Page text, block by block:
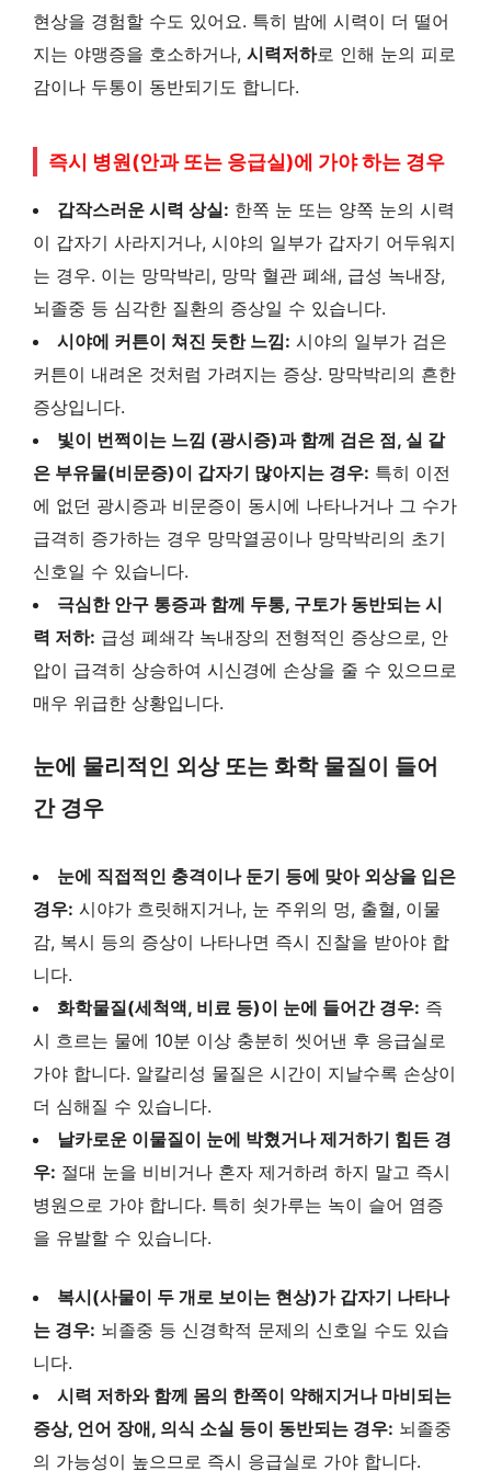
현상을 경험할 수도 있어요. 특히 밤에 시력이 더 떨어
지는 야맹증을 호소하거나, 시력저하로 인해 눈의 피로
감이나 두통이 동반되기도 합니다.
즉시 병원(안과 또는 응급실)에 가야 하는 경우
갑작스러운 시력 상실: 한쪽 눈 또는 양쪽 눈의 시력
이 갑자기 사라지거나, 시야의 일부가 갑자기 어두워지
는 경우. 이는 망막박리, 망막 혈관 폐쇄, 급성 녹내장,
뇌졸중 등 심각한 질환의 증상일 수 있습니다.
시야에 커튼이 쳐진 듯한 느낌: 시야의 일부가 검은
커튼이 내려온 것처럼 가려지는 증상. 망막박리의 흔한
증상입니다.
빛이 번쩍이는 느낌 (광시증)과 함께 검은 점, 실 같
은 부유물(비문증)이 갑자기 많아지는 경우: 특히 이전
에 없던 광시증과 비문증이 동시에 나타나거나 그 수가
급격히 증가하는 경우 망막열공이나 망막박리의 초기
신호일 수 있습니다.
극심한 안구 통증과 함께 두통, 구토가 동반되는 시
력 저하: 급성 폐쇄각 녹내장의 전형적인 증상으로, 안
압이 급격히 상승하여 시신경에 손상을 줄 수 있으므로
매우 위급한 상황입니다.
눈에 물리적인 외상 또는 화학 물질이 들어
간 경우
눈에 직접적인 충격이나 둔기 등에 맞아 외상을 입은
경우: 시야가 흐릿해지거나, 눈 주위의 멍, 출혈, 이물
감, 복시 등의 증상이 나타나면 즉시 진찰을 받아야 합
니다.
화학물질(세척액, 비료 등)이 눈에 들어간 경우: 즉
시 흐르는 물에 10분 이상 충분히 씻어낸 후 응급실로
가야 합니다. 알칼리성 물질은 시간이 지날수록 손상이
더 심해질 수 있습니다.
날카로운 이물질이 눈에 박혔거나 제거하기 힘든 경
우: 절대 눈을 비비거나 혼자 제거하려 하지 말고 즉시
병원으로 가야 합니다. 특히 쇳가루는 녹이 슬어 염증
을 유발할 수 있습니다.
복시(사물이 두 개로 보이는 현상)가 갑자기 나타나
는 경우: 뇌졸중 등 신경학적 문제의 신호일 수도 있습
니다.
시력 저하와 함께 몸의 한쪽이 약해지거나 마비되는
증상, 언어 장애, 의식 소실 등이 동반되는 경우: 뇌졸중
의 가능성이 높으므로 즉시 응급실로 가야 합니다.